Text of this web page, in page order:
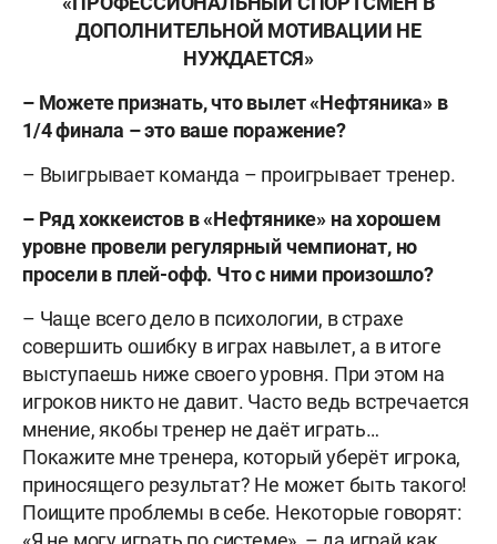
ДОПОЛНИТЕЛЬНОЙ МОТИВАЦИИ НЕ
НУЖДАЕТСЯ»
– Можете признать, что вылет «Нефтяника» в
1/4 финала – это ваше поражение?
– Выигрывает команда – проигрывает тренер.
– Ряд хоккеистов в «Нефтянике» на хорошем
уровне провели регулярный чемпионат, но
просели в плей-офф. Что с ними произошло?
– Чаще всего дело в психологии, в страхе
совершить ошибку в играх навылет, а в итоге
выступаешь ниже своего уровня. При этом на
игроков никто не давит. Часто ведь встречается
мнение, якобы тренер не даёт играть…
Покажите мне тренера, который уберёт игрока,
приносящего результат? Не может быть такого!
Поищите проблемы в себе. Некоторые говорят: